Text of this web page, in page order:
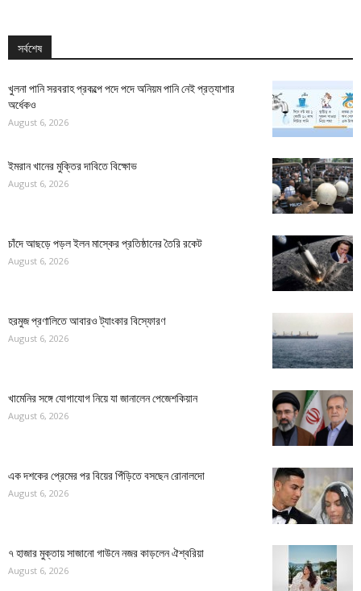
সর্বশেষ
খুলনা পানি সরবরাহ প্রকল্পে পদে পদে অনিয়ম পানি নেই প্রত্যাশার
অর্ধেকও
August 6, 2026
ইমরান খানের মুক্তির দাবিতে বিক্ষোভ
August 6, 2026
চাঁদে আছড়ে পড়ল ইলন মাস্কের প্রতিষ্ঠানের তৈরি রকেট
August 6, 2026
হরমুজ প্রণালিতে আবারও ট্যাংকার বিস্ফোরণ
August 6, 2026
খামেনির সঙ্গে যোগাযোগ নিয়ে যা জানালেন পেজেশকিয়ান
August 6, 2026
এক দশকের প্রেমের পর বিয়ের পিঁড়িতে বসছেন রোনালদো
August 6, 2026
৭ হাজার মুক্তায় সাজানো গাউনে নজর কাড়লেন ঐশ্বরিয়া
August 6, 2026